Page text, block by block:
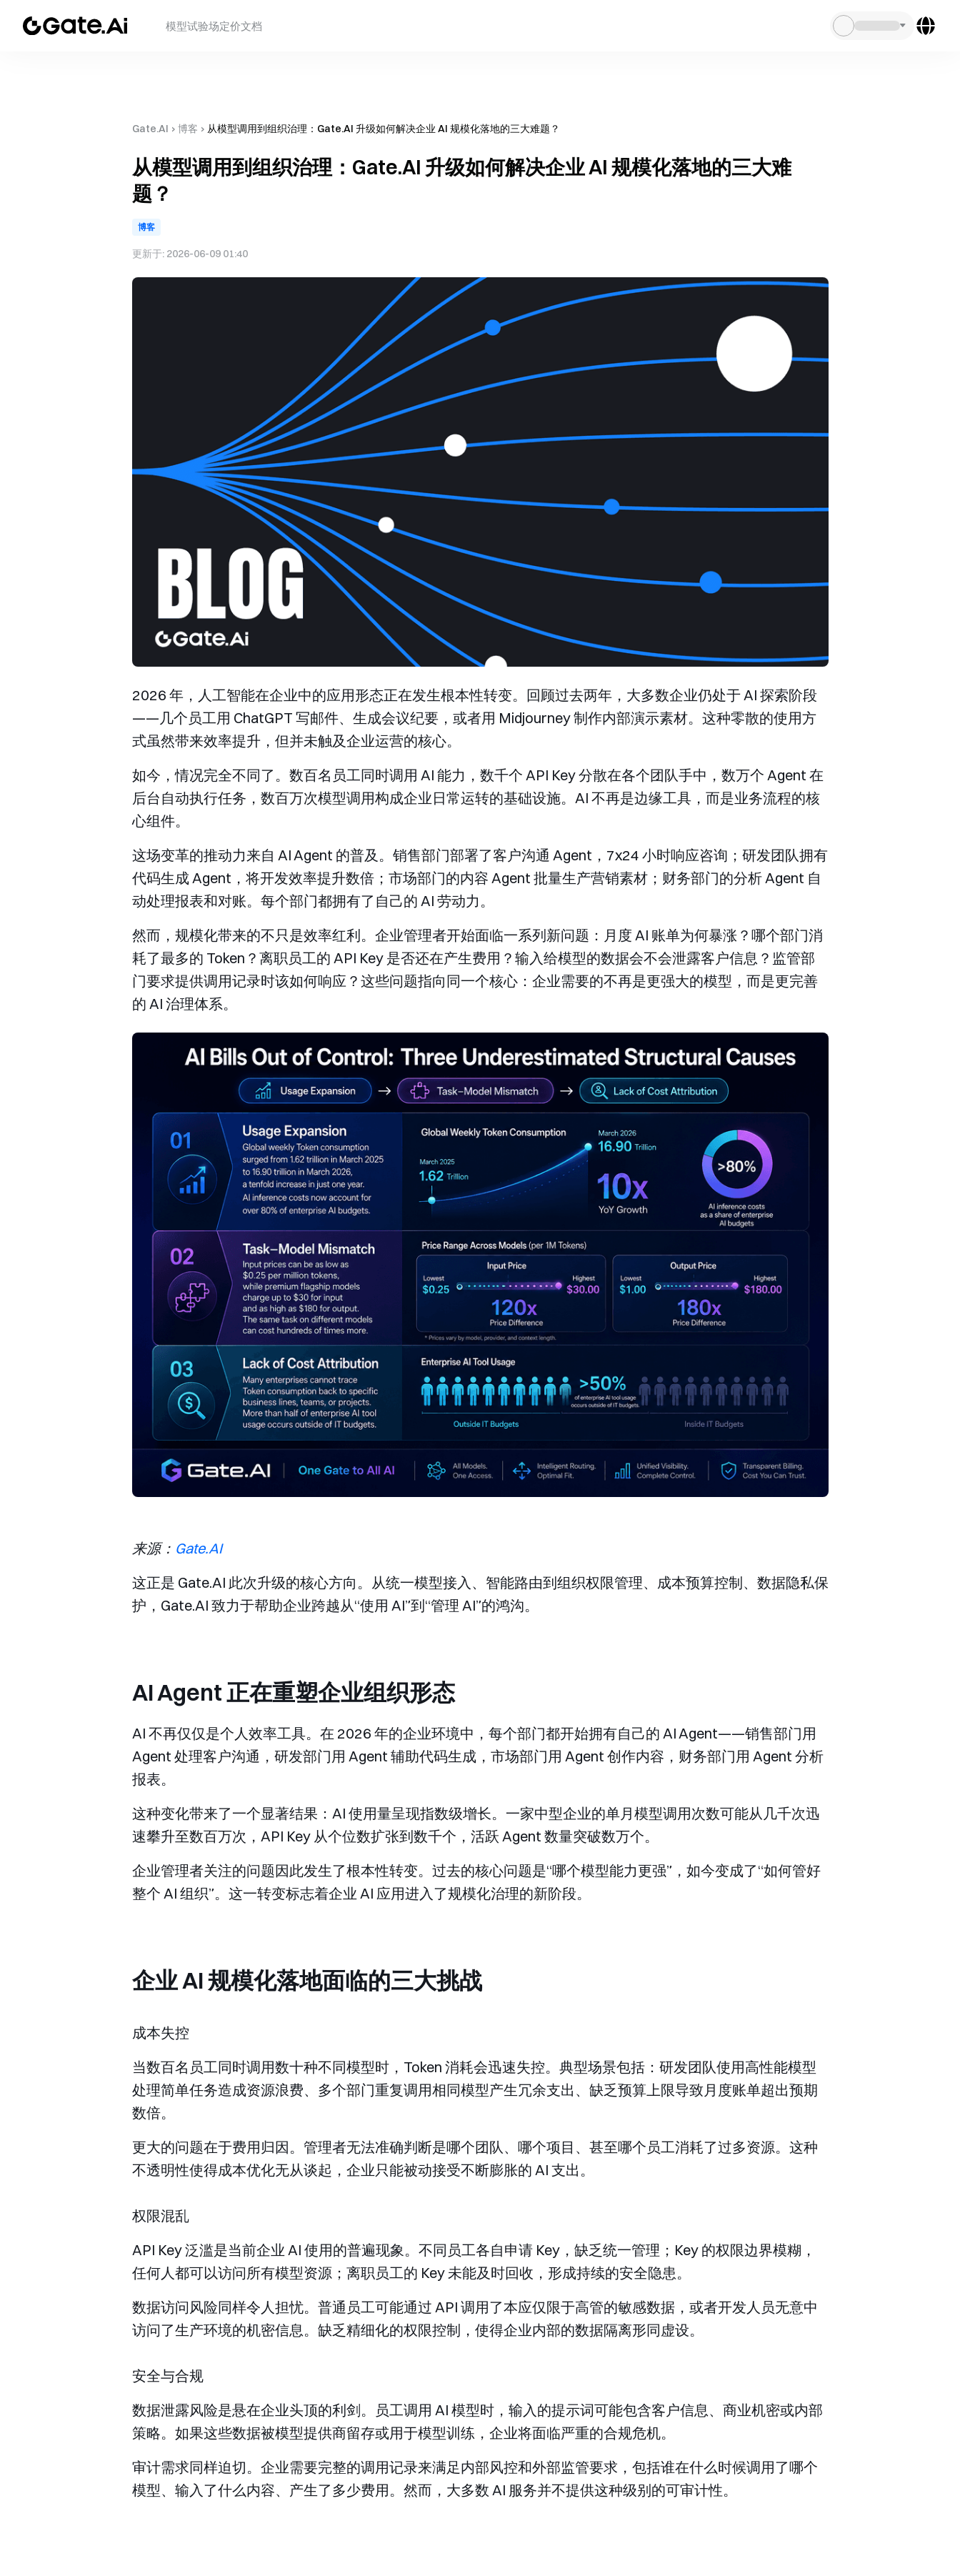
模型试验场定价文档
Gate.AI › 博客 › 从模型调用到组织治理：Gate.AI 升级如何解决企业 AI 规模化落地的三大难题？
从模型调用到组织治理：Gate.AI 升级如何解决企业 AI 规模化落地的三大难
题？
博客
更新于: 2026-06-09 01:40
2026 年，人工智能在企业中的应用形态正在发生根本性转变。回顾过去两年，大多数企业仍处于 AI 探索阶段
——几个员工用 ChatGPT 写邮件、生成会议纪要，或者用 Midjourney 制作内部演示素材。这种零散的使用方
式虽然带来效率提升，但并未触及企业运营的核心。
如今，情况完全不同了。数百名员工同时调用 AI 能力，数千个 API Key 分散在各个团队手中，数万个 Agent 在
后台自动执行任务，数百万次模型调用构成企业日常运转的基础设施。AI 不再是边缘工具，而是业务流程的核
心组件。
这场变革的推动力来自 AI Agent 的普及。销售部门部署了客户沟通 Agent，7x24 小时响应咨询；研发团队拥有
代码生成 Agent，将开发效率提升数倍；市场部门的内容 Agent 批量生产营销素材；财务部门的分析 Agent 自
动处理报表和对账。每个部门都拥有了自己的 AI 劳动力。
然而，规模化带来的不只是效率红利。企业管理者开始面临一系列新问题：月度 AI 账单为何暴涨？哪个部门消
耗了最多的 Token？离职员工的 API Key 是否还在产生费用？输入给模型的数据会不会泄露客户信息？监管部
门要求提供调用记录时该如何响应？这些问题指向同一个核心：企业需要的不再是更强大的模型，而是更完善
的 AI 治理体系。
来源： Gate.AI
这正是 Gate.AI 此次升级的核心方向。从统一模型接入、智能路由到组织权限管理、成本预算控制、数据隐私保
护，Gate.AI 致力于帮助企业跨越从“使用 AI”到“管理 AI”的鸿沟。
AI Agent 正在重塑企业组织形态
AI 不再仅仅是个人效率工具。在 2026 年的企业环境中，每个部门都开始拥有自己的 AI Agent——销售部门用
Agent 处理客户沟通，研发部门用 Agent 辅助代码生成，市场部门用 Agent 创作内容，财务部门用 Agent 分析
报表。
这种变化带来了一个显著结果：AI 使用量呈现指数级增长。一家中型企业的单月模型调用次数可能从几千次迅
速攀升至数百万次，API Key 从个位数扩张到数千个，活跃 Agent 数量突破数万个。
企业管理者关注的问题因此发生了根本性转变。过去的核心问题是“哪个模型能力更强”，如今变成了“如何管好
整个 AI 组织”。这一转变标志着企业 AI 应用进入了规模化治理的新阶段。
企业 AI 规模化落地面临的三大挑战
成本失控
当数百名员工同时调用数十种不同模型时，Token 消耗会迅速失控。典型场景包括：研发团队使用高性能模型
处理简单任务造成资源浪费、多个部门重复调用相同模型产生冗余支出、缺乏预算上限导致月度账单超出预期
数倍。
更大的问题在于费用归因。管理者无法准确判断是哪个团队、哪个项目、甚至哪个员工消耗了过多资源。这种
不透明性使得成本优化无从谈起，企业只能被动接受不断膨胀的 AI 支出。
权限混乱
API Key 泛滥是当前企业 AI 使用的普遍现象。不同员工各自申请 Key，缺乏统一管理；Key 的权限边界模糊，
任何人都可以访问所有模型资源；离职员工的 Key 未能及时回收，形成持续的安全隐患。
数据访问风险同样令人担忧。普通员工可能通过 API 调用了本应仅限于高管的敏感数据，或者开发人员无意中
访问了生产环境的机密信息。缺乏精细化的权限控制，使得企业内部的数据隔离形同虚设。
安全与合规
数据泄露风险是悬在企业头顶的利剑。员工调用 AI 模型时，输入的提示词可能包含客户信息、商业机密或内部
策略。如果这些数据被模型提供商留存或用于模型训练，企业将面临严重的合规危机。
审计需求同样迫切。企业需要完整的调用记录来满足内部风控和外部监管要求，包括谁在什么时候调用了哪个
模型、输入了什么内容、产生了多少费用。然而，大多数 AI 服务并不提供这种级别的可审计性。